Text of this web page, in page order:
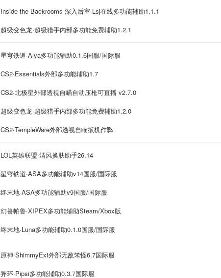
Inside the Backrooms 深入后室·Lsj在线多功能辅助1.1.1
超级变色龙·超级猎手内部多功能免费辅助1.2.1
星穹铁道·Alya多功能辅助0.1.6国服/国际服
CS2·Essentials外部多功能辅助1.7
CS2·北极星外部透视自瞄自动压枪可直播 v2.7.0
超级变色龙·超级猎手内部多功能免费辅助1.2.0
CS2·TempleWare外部透视自瞄扳机作弊
LOL英雄联盟·清风换肤助手26.14
星穹铁道·ASA多功能辅助v14国服/国际服
终末地·ASA多功能辅助v9国服/国际服
幻兽帕鲁·XIPEX多功能辅助Steam/Xbox版
终末地·Luna多功能辅助0.1.0国服/国际服
原神·ShimmyExt外部无敌笨怪6.7国际服
异环·Pipsi多功能辅助0.3.7国际服